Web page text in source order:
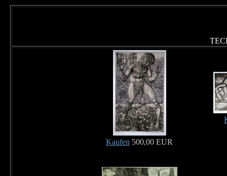
Kaufen 500,00 EUR